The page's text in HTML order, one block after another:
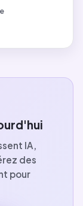
en
IA,
des
pour